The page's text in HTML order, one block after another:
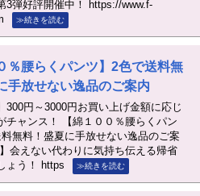
3弾好評開催中！ https://www.f-
≫続きを読む
％腰らくパンツ】2色で送料無
手放せない逸品のご案内
300円～3000円お買い上げ金額に応じ
チャンス！ 【綿１００％腰らくパン
無料！盛夏に手放せない逸品のご案
会えない代わりに気持ち伝える帰省
ょう！ https
≫続きを読む